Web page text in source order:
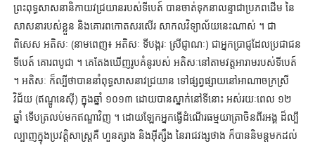
ព្រះពុទ្ធសាសនានិកាយវជ្រយានរបស់ទីបេត៍ បានចាត់ទុកនាលន្ទាជាប្រភពដើម នៃ
សាសនារបស់ខ្លួន និងគោរពកោតសរសើរ សាកលវិទ្យាល័យនេះណាស់ ។ ជា
ពិសេស អតិសៈ (នាមពេញ៖ អតិសៈ ទីបង្ករៈ ស្រីជ្ញាណៈ) ជាអ្នកប្រាជ្ញដែលប្រជាជន
ទីបេត៍ គោរពបូជា ។ គេតែងឃើញរូបគំនូរបស់ អតិសៈនៅតាមវត្តអារាមរបស់ទីបេត៍
។ អតិសៈ ក៏ល្បីថាបាននាំពុទ្ធសាសនាវជ្រយាន ទៅផ្សព្វផ្សាយនៅអាណាចក្រស្រី
វិជ័យ (ឥណ្ឌូនេស៊ី) ក្នុងឆ្នាំ ១០១៣ ដោយបានស្នាក់នៅទីនោះ អស់រយៈពេល ១២
ឆ្នាំ ទើបត្រលប់មកឥណ្ឌាវិញ ។ ដោយឡែកអ្នកធ្វើដំណើរធម្មយាត្រាចិនពីរអង្គ ដ៏ល្បី
ល្បាញក្នុងប្រវត្តិសាស្ត្រគឺ ហួនត្សាង និងអ៊ីត្សឹង នៃរាជវង្សថាង ក៏បាននិមន្តមកដល់